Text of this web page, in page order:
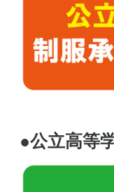
●公立高等